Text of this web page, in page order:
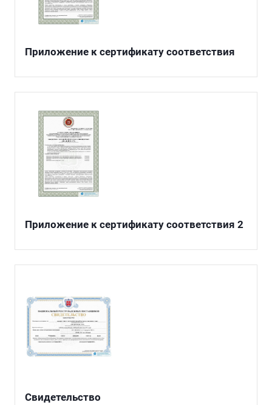
Приложение к сертификату соответствия
Приложение к сертификату соответствия 2
Свидетельство